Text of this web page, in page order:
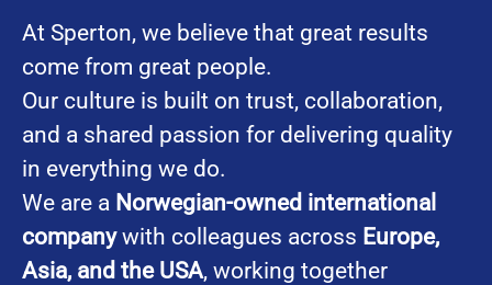
At Sperton, we believe that great results
come from great people.
Our culture is built on trust, collaboration,
and a shared passion for delivering quality
in everything we do.
We are a Norwegian-owned international
companywith colleagues across Europe,
Asia, and the USA, working together